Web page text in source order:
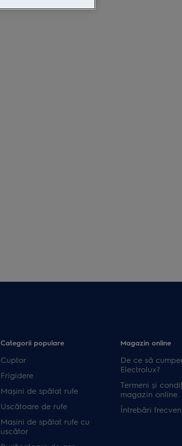
Categorii populare
Cuptor
Frigidere
Mașini de spălat rufe
Uscătoare de rufe
Mașini de spălat rufe cu
uscător
Magazin online
De ce să
Electrolux?
Termeni și
magazin online
Întrebări